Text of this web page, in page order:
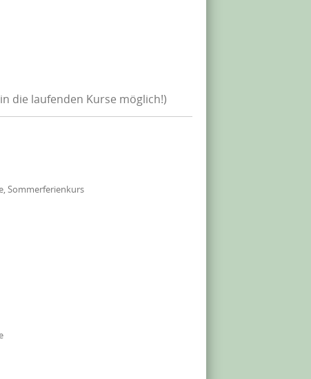
die laufenden Kurse möglich!)
Sommerferienkurs